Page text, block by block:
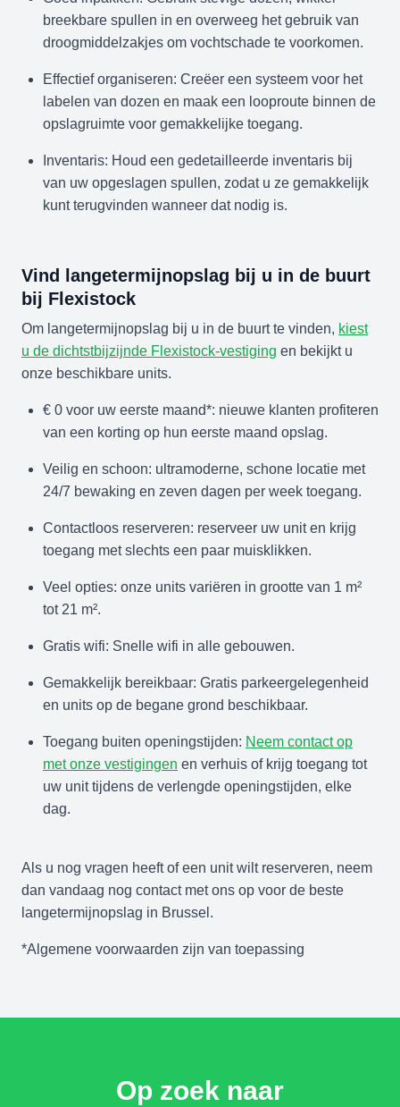
breekbare spullen in en overweeg het gebruik van
droogmiddelzakjes om vochtschade te voorkomen.
Effectief organiseren: Creëer een systeem voor het
labelen van dozen en maak een looproute binnen de
opslagruimte voor gemakkelijke toegang.
Inventaris: Houd een gedetailleerde inventaris bij
van uw opgeslagen spullen, zodat u ze gemakkelijk
kunt terugvinden wanneer dat nodig is.
Vind langetermijnopslag bij u in de buurt
bij Flexistock
Om langetermijnopslag bij u in de buurt te vinden, kiest
u de dichtstbijzijnde Flexistock-vestiging en bekijkt u
onze beschikbare units.
€ 0 voor uw eerste maand*: nieuwe klanten profiteren
van een korting op hun eerste maand opslag.
Veilig en schoon: ultramoderne, schone locatie met
24/7 bewaking en zeven dagen per week toegang.
Contactloos reserveren: reserveer uw unit en krijg
toegang met slechts een paar muisklikken.
Veel opties: onze units variëren in grootte van 1 m²
tot 21 m².
Gratis wifi: Snelle wifi in alle gebouwen.
Gemakkelijk bereikbaar: Gratis parkeergelegenheid
en units op de begane grond beschikbaar.
Toegang buiten openingstijden: Neem contact op
met onze vestigingen en verhuis of krijg toegang tot
uw unit tijdens de verlengde openingstijden, elke
dag.
Als u nog vragen heeft of een unit wilt reserveren, neem
dan vandaag nog contact met ons op voor de beste
langetermijnopslag in Brussel.
*Algemene voorwaarden zijn van toepassing
Op zoek naar